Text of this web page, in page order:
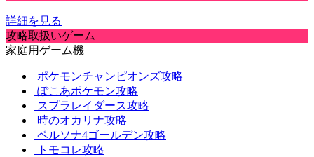
詳細を見る
攻略取扱いゲーム
家庭用ゲーム機
ポケモンチャンピオンズ攻略
ぽこあポケモン攻略
スプラレイダース攻略
時のオカリナ攻略
ペルソナ4ゴールデン攻略
トモコレ攻略